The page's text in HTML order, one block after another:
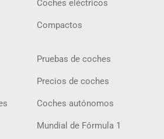
Coches eléctricos
Compactos
Pruebas de coches
Precios de coches
Coches autónomos
Mundial de Fórmula 1